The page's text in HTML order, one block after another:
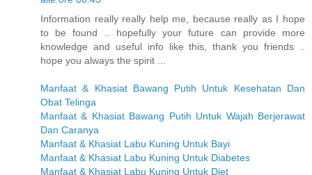
Information really really help me, because really as I hope
to be found .. hopefully your future can provide more
knowledge and useful info like this, thank you friends ..
hope you always the spirit ...
Manfaat & Khasiat Bawang Putih Untuk Kesehatan Dan
Obat Telinga
Manfaat & Khasiat Bawang Putih Untuk Wajah Berjerawat
Dan Caranya
Manfaat & Khasiat Labu Kuning Untuk Bayi
Manfaat & Khasiat Labu Kuning Untuk Diabetes
Manfaat & Khasiat Labu Kuning Untuk Diet